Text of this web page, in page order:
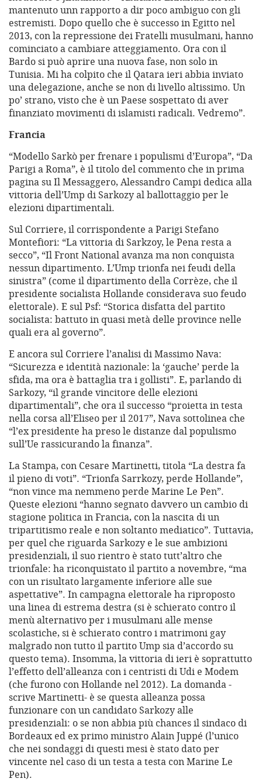
mantenuto unn rapporto a dir poco ambiguo con gli
estremisti. Dopo quello che è successo in Egitto nel
2013, con la repressione dei Fratelli musulmani, hanno
cominciato a cambiare atteggiamento. Ora con il
Bardo si può aprire una nuova fase, non solo in
Tunisia. Mi ha colpito che il Qatara ieri abbia inviato
una delegazione, anche se non di livello altissimo. Un
po’ strano, visto che è un Paese sospettato di aver
finanziato movimenti di islamisti radicali. Vedremo”.
Francia
“Modello Sarkò per frenare i populismi d’Europa”, “Da
Parigi a Roma”, è il titolo del commento che in prima
pagina su Il Messaggero, Alessandro Campi dedica alla
vittoria dell’Ump di Sarkozy al ballottaggio per le
elezioni dipartimentali.
Sul Corriere, il corrispondente a Parigi Stefano
Montefiori: “La vittoria di Sarkzoy, le Pena resta a
secco”, “Il Front National avanza ma non conquista
nessun dipartimento. L’Ump trionfa nei feudi della
sinistra” (come il dipartimento della Corrèze, che il
presidente socialista Hollande considerava suo feudo
elettorale). E sul Psf: “Storica disfatta del partito
socialista: battuto in quasi metà delle province nelle
quali era al governo”.
E ancora sul Corriere l’analisi di Massimo Nava:
“Sicurezza e identità nazionale: la ‘gauche’ perde la
sfida, ma ora è battaglia tra i gollisti”. E, parlando di
Sarkozy, “il grande vincitore delle elezioni
dipartimentali”, che ora il successo “proietta in testa
nella corsa all’Eliseo per il 2017”, Nava sottolinea che
“l’ex presidente ha preso le distanze dal populismo
sull’Ue rassicurando la finanza”.
La Stampa, con Cesare Martinetti, titola “La destra fa
il pieno di voti”. “Trionfa Sarrkozy, perde Hollande”,
“non vince ma nemmeno perde Marine Le Pen”.
Queste elezioni “hanno segnato davvero un cambio di
stagione politica in Francia, con la nascita di un
tripartitismo reale e non soltanto mediatico”. Tuttavia,
per quel che riguarda Sarkozy e le sue ambizioni
presidenziali, il suo rientro è stato tutt’altro che
trionfale: ha riconquistato il partito a novembre, “ma
con un risultato largamente inferiore alle sue
aspettative”. In campagna elettorale ha riproposto
una linea di estrema destra (si è schierato contro il
menù alternativo per i musulmani alle mense
scolastiche, si è schierato contro i matrimoni gay
malgrado non tutto il partito Ump sia d’accordo su
questo tema). Insomma, la vittoria di ieri è soprattutto
l’effetto dell’alleanza con i centristi di Udi e Modem
(che furono con Hollande nel 2012). La domanda -
scrive Martinetti- è se questa alleanza possa
funzionare con un candidato Sarkozy alle
presidenziali: o se non abbia più chances il sindaco di
Bordeaux ed ex primo ministro Alain Juppé (l’unico
che nei sondaggi di questi mesi è stato dato per
vincente nel caso di un testa a testa con Marine Le
Pen).